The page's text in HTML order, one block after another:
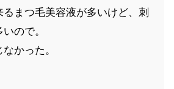
まつ毛美容液が多いけど、刺
ので。
かった。